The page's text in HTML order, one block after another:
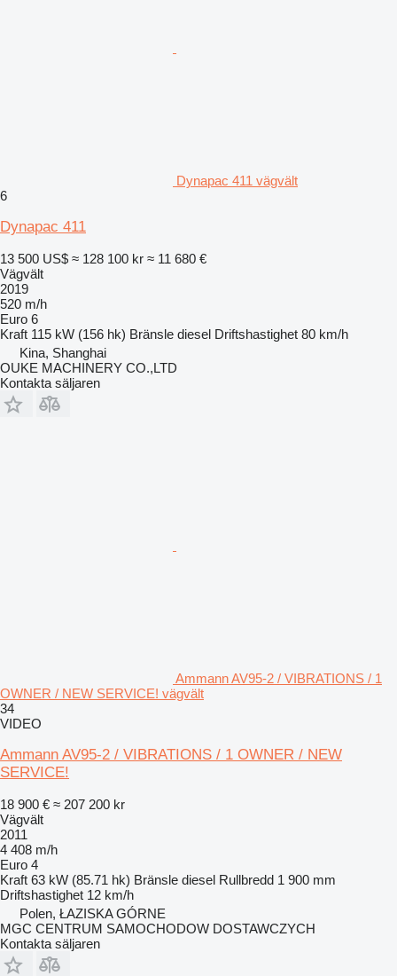
Dynapac 411 vägvält
6
Dynapac 411
13 500 US$ ≈ 128 100 kr ≈ 11 680 €
Vägvält
2019
520 m/h
Euro 6
Kraft 115 kW (156 hk) Bränsle diesel Driftshastighet 80 km/h
Kina, Shanghai
OUKE MACHINERY CO.,LTD
Kontakta säljaren
Ammann AV95-2 / VIBRATIONS / 1
OWNER / NEW SERVICE! vägvält
34
VIDEO
Ammann AV95-2 / VIBRATIONS / 1 OWNER / NEW
SERVICE!
18 900 € ≈ 207 200 kr
Vägvält
2011
4 408 m/h
Euro 4
Kraft 63 kW (85.71 hk) Bränsle diesel Rullbredd 1 900 mm
Driftshastighet 12 km/h
Polen, ŁAZISKA GÓRNE
MGC CENTRUM SAMOCHODOW DOSTAWCZYCH
Kontakta säljaren